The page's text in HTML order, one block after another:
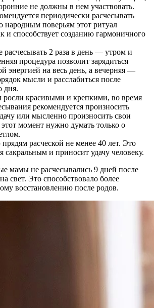
не должны в нем участвовать.
периодически расчесывать
народным поверьям этот ритуал
и способствует созданию гармоничного
2 раза в день — утром и
процедура позволит зарядиться
энергией на весь день, а вечерняя —
мысли и расслабиться после
дня.
росли красивыми и крепкими, во время
рекомендуется произносить
или мысленно произносить свои
момент нужно думать только о
расческой не менее 40 лет. Это
сакральным и приносит удачу человеку.
мамы не расчесывались 9 дней после
свет. Это способствовало более
восстановлению после родов.